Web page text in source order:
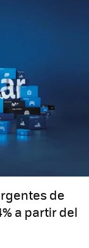
de
a partir del